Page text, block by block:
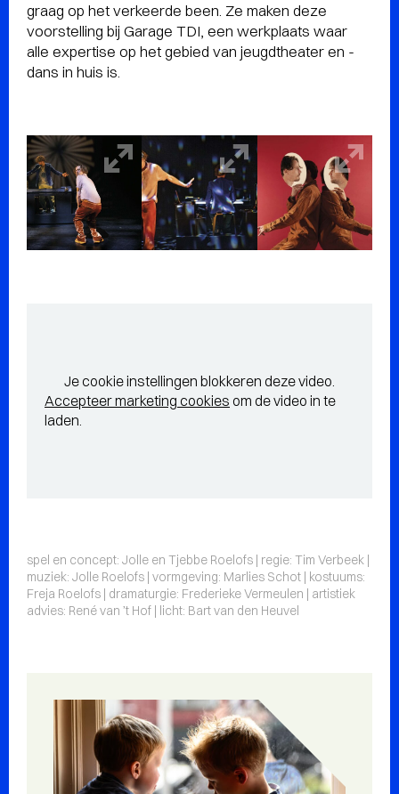
graag op het verkeerde been. Ze maken deze
voorstelling bij Garage TDI, een werkplaats waar
alle expertise op het gebied van jeugdtheater en -
dans in huis is.
Je cookie instellingen blokkeren deze video.
Accepteer marketing cookies om de video in te
laden.
spel en concept: Jolle en Tjebbe Roelofs | regie: Tim Verbeek |
muziek: Jolle Roelofs | vormgeving: Marlies Schot | kostuums:
Freja Roelofs | dramaturgie: Frederieke Vermeulen | artistiek
advies: René van ’t Hof | licht: Bart van den Heuvel